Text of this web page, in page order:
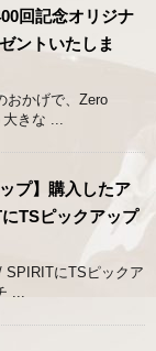
回記念オリジナ
ントいたしま
おかげで、Zero
大きな ...
プ】購入したア
TSピックアップ
SPIRITにTSピックア
...